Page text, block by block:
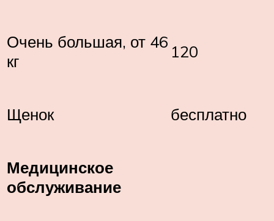
Очень большая, от 46
кг
120
Щенок бесплатно
Медицинское
обслуживание